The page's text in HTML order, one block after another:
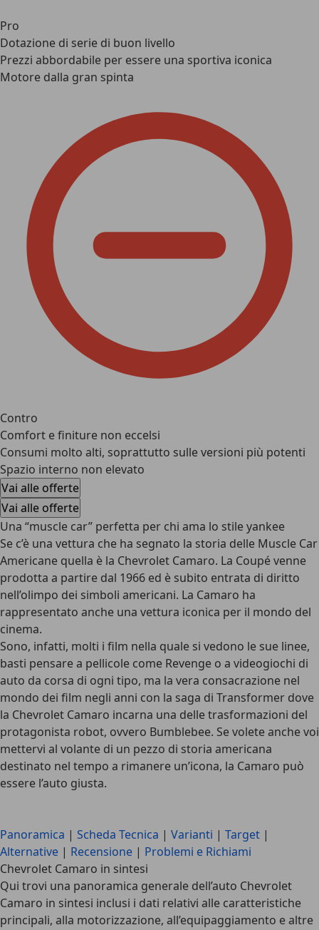
Pro
Dotazione di serie di buon livello
Prezzi abbordabile per essere una sportiva iconica
Motore dalla gran spinta
Contro
Comfort e finiture non eccelsi
Consumi molto alti, soprattutto sulle versioni più potenti
Spazio interno non elevato
Vai alle offerte
Vai alle offerte
Una “muscle car” perfetta per chi ama lo stile yankee
Se c’è una vettura che ha segnato la storia delle Muscle Car
Americane quella è la Chevrolet Camaro. La Coupé venne
prodotta a partire dal 1966 ed è subito entrata di diritto
nell’olimpo dei simboli americani. La Camaro ha
rappresentato anche una vettura iconica per il mondo del
cinema.
Sono, infatti, molti i film nella quale si vedono le sue linee,
basti pensare a pellicole come Revenge o a videogiochi di
auto da corsa di ogni tipo, ma la vera consacrazione nel
mondo dei film negli anni con la saga di Transformer dove
la Chevrolet Camaro incarna una delle trasformazioni del
protagonista robot, ovvero Bumblebee. Se volete anche voi
mettervi al volante di un pezzo di storia americana
destinato nel tempo a rimanere un’icona, la Camaro può
essere l’auto giusta.
Panoramica | Scheda Tecnica | Varianti | Target |
Alternative | Recensione | Problemi e Richiami
Chevrolet Camaro in sintesi
Qui trovi una panoramica generale dell’auto Chevrolet
Camaro in sintesi inclusi i dati relativi alle caratteristiche
principali, alla motorizzazione, all’equipaggiamento e altre